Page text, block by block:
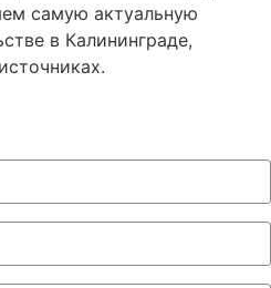
самую актуальную
в Калининграде,